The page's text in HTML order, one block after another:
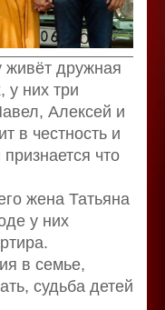
живёт дружная
у них три
Алексей и
в честность и
что
жена Татьяна
у них
в семье,
судьба детей